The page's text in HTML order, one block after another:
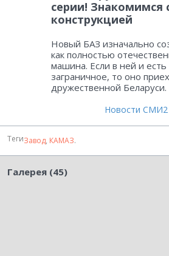
серии! Знакомимся
конструкцией
Новый БАЗ изначально
как полностью
машина. Если в ней и есть
заграничное, то оно
дружественной Беларуси.
Новости СМИ2
ТегиЗавод, КАМАЗ.
Галерея (45)